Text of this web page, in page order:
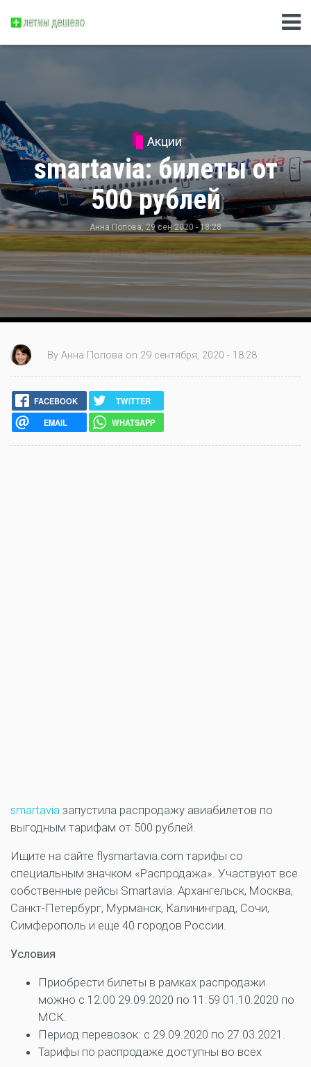
Акции
smartavia: билеты от
500 рублей
Анна Попова, 29 сен 2020 - 18:28
By Анна Попова on 29 сентября, 2020 - 18:28
FACEBOOK
TWITTER
EMAIL
WHATSAPP
smartavia запустила распродажу авиабилетов по
выгодным тарифам от 500 рублей.
Ищите на сайте flysmartavia.com тарифы со
специальным значком «Распродажа». Участвуют все
собственные рейсы Smartavia. Архангельск, Москва,
Санкт-Петербург, Мурманск, Калининград, Сочи,
Симферополь и еще 40 городов России.
Условия
Приобрести билеты в рамках распродажи
можно с 12:00 29.09.2020 по 11:59 01.10.2020 по
МСК.
Период перевозок: с 29.09.2020 по 27.03.2021.
Тарифы по распродаже доступны во всех